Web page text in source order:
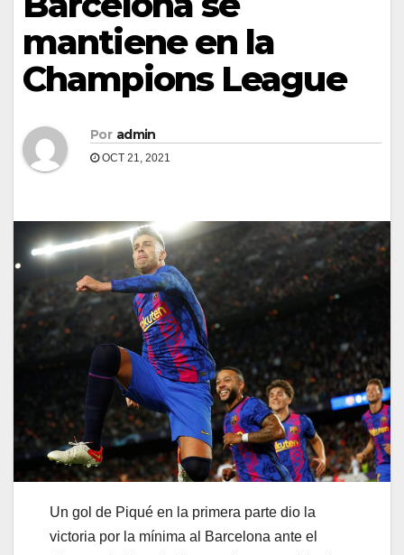
mantiene en la
Champions League
Por admin
OCT 21, 2021
Un gol de Piqué en la primera parte dio la
victoria por la mínima al Barcelona ante el